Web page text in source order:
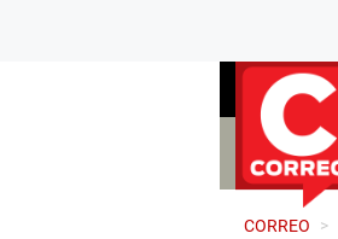
CORREO >